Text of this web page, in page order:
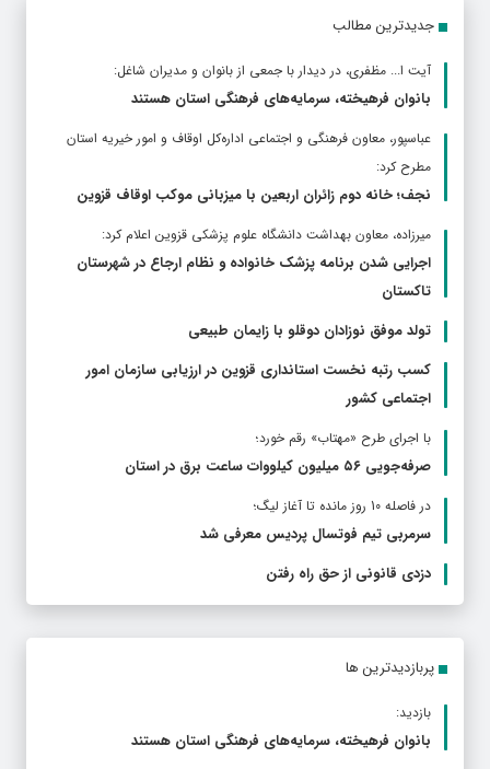
جدیدترین مطالب
آیت ا... مظفری، در دیدار با جمعی از بانوان و مدیران شاغل:
بانوان فرهیخته، سرمایه‌های فرهنگی استان هستند
عباسپور، معاون فرهنگی و اجتماعی اداره‌کل اوقاف و امور خیریه استان
مطرح كرد:
نجف؛ خانه دوم زائران اربعین با میزبانی موکب اوقاف قزوین
ميرزاده، معاون بهداشت دانشگاه علوم پزشکی قزوین اعلام کرد:
اجرایی شدن برنامه پزشک خانواده و نظام ارجاع در شهرستان
تاکستان
تولد موفق نوزادان دوقلو با زایمان طبیعی
کسب رتبه نخست استانداری قزوین در ارزیابی سازمان امور
اجتماعی کشور
با اجرای طرح «مهتاب» رقم خورد؛
صرفه‌جویی ۵۶ میلیون کیلووات‌ ساعت برق در استان
در فاصله 10 روز مانده تا آغاز لیگ؛
سرمربی تیم فوتسال پردیس معرفی شد
دزدی قانونی از حق راه رفتن
پربازدیدترین ها
بازدید:
بانوان فرهیخته، سرمایه‌های فرهنگی استان هستند